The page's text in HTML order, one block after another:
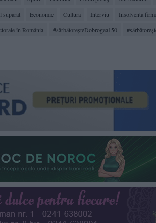
suparat Economic Cultura Interviu Insolventa
în România #sărbătoreşteDobrogea150